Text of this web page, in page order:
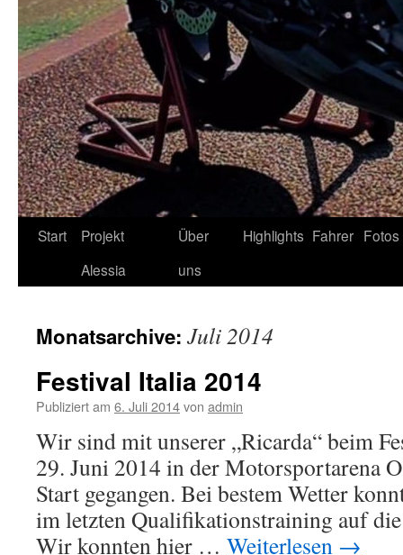
Zum
Start
Projekt
Alessia
Über
uns
Highlights Fahrer Fotos
Monatsarchive: Juli 2014
Festival Italia 2014
Publiziert am 6. Juli 2014von admin
Wir sind mit unserer „Ricarda“ beim
29. Juni 2014 in der Motorsportarena
Start gegangen. Bei bestem Wetter
im letzten Qualifikationstraining auf
Wir konnten hier … Weiterlesen →